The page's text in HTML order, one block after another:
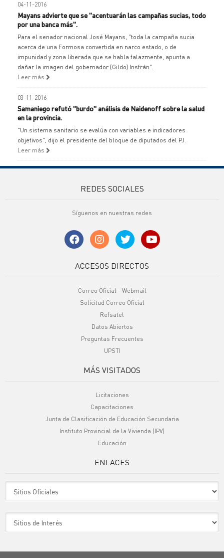
04-11-2016
Mayans advierte que se "acentuarán las campañas sucias, todo
por una banca más".
Para el senador nacional José Mayans, "toda la campaña sucia
acerca de una Formosa convertida en narco estado, o de
impunidad y zona liberada que se habla falazmente, apunta a
dañar la imagen del gobernador (Gildo) Insfrán".
Leer más
03-11-2016
Samaniego refutó "burdo" análisis de Naidenoff sobre la salud
en la provincia.
"Un sistema sanitario se evalúa con variables e indicadores
objetivos", dijo el presidente del bloque de diputados del PJ.
Leer más
REDES SOCIALES
Síguenos en nuestras redes
ACCESOS DIRECTOS
Correo Oficial - Webmail
Solicitud Correo Oficial
Refsatel
Datos Abiertos
Preguntas Frecuentes
UPSTI
MÁS VISITADOS
Licitaciones
Capacitaciones
Junta de Clasificación de Educación Secundaria
Instituto Provincial de la Vivienda (IPV)
Educación
ENLACES